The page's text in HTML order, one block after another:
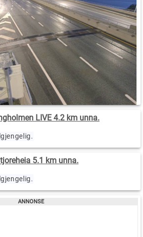
LIVE 4.2 km unna.
5.1 km unna.